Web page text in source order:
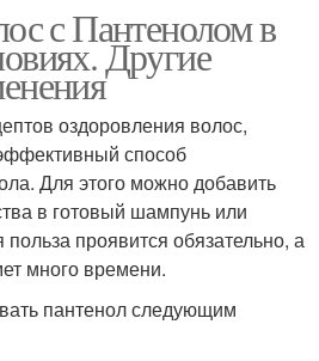
с Пантенолом в
Другие
оздоровления волос,
способ
Для этого можно добавить
в готовый шампунь или
проявится обязательно, а
много времени.
пантенол следующим